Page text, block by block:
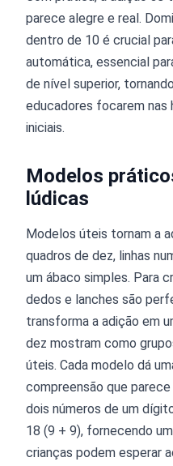
parece alegre e real.
dentro de 10 é crucial
automática, essencial
de nível superior,
educadores focarem nas
iniciais.
Modelos
lúdicas
Modelos úteis tornam a
quadros de dez, linhas
um ábaco simples. Para
dedos e lanches são
transforma a adição em
dez mostram como
úteis. Cada modelo dá
compreensão que
dois números de um
18 (9 + 9), fornecendo
crianças podem esperar